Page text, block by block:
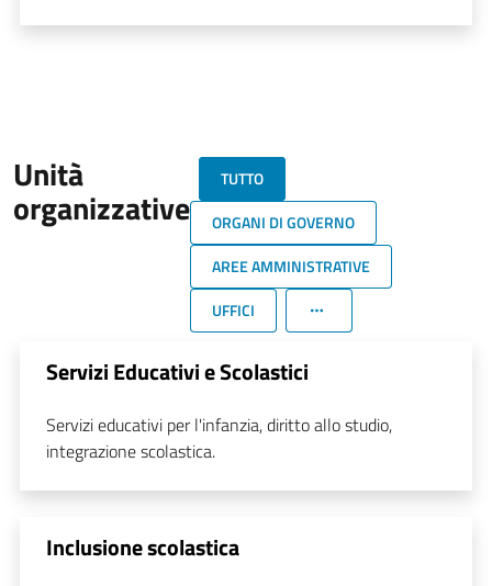
Unità
organizzative
TUTTO
ORGANI DI GOVERNO
AREE AMMINISTRATIVE
UFFICI
Servizi Educativi e Scolastici
Servizi educativi per l'infanzia, diritto allo studio,
integrazione scolastica.
Inclusione scolastica